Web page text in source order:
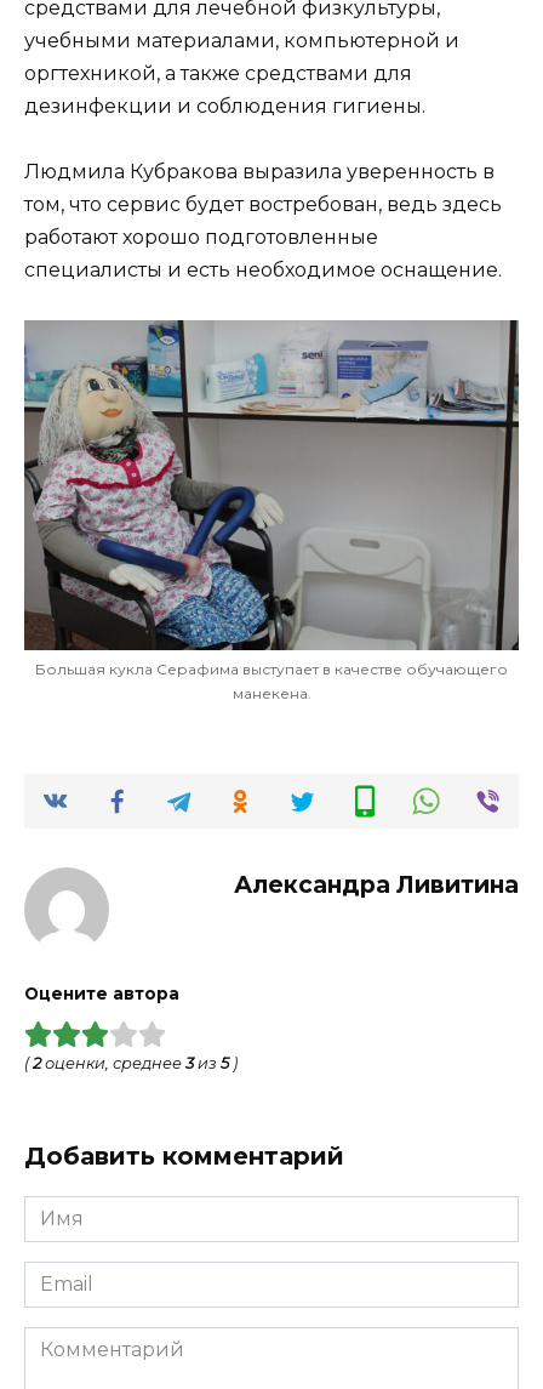
средствами для лечебной физкультуры,
учебными материалами, компьютерной и
оргтехникой, а также средствами для
дезинфекции и соблюдения гигиены.
Людмила Кубракова выразила уверенность в
том, что сервис будет востребован, ведь здесь
работают хорошо подготовленные
специалисты и есть необходимое оснащение.
Большая кукла Серафима выступает в качестве обучающего
манекена.
Александра Ливитина
Оцените автора
(2оценки, среднее3из 5)
Добавить комментарий
Имя
*
Email
*
Комментарий